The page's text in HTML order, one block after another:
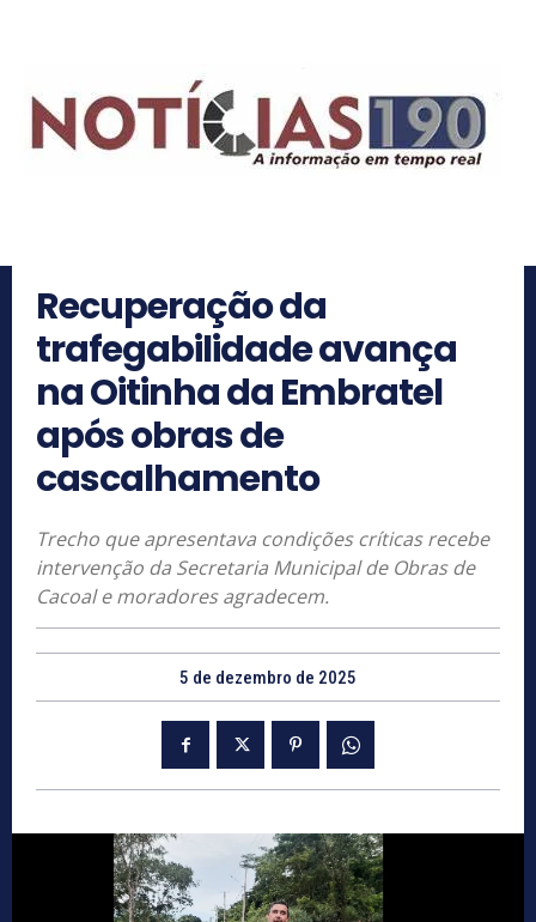
Recuperação da
trafegabilidade avança
na Oitinha da Embratel
após obras de
cascalhamento
Trecho que apresentava condições críticas recebe
intervenção da Secretaria Municipal de Obras de
Cacoal e moradores agradecem.
5 de dezembro de 2025